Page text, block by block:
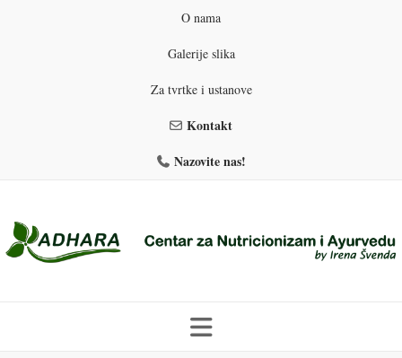
O nama
Galerije slika
Za tvrtke i ustanove
Kontakt
Nazovite nas!